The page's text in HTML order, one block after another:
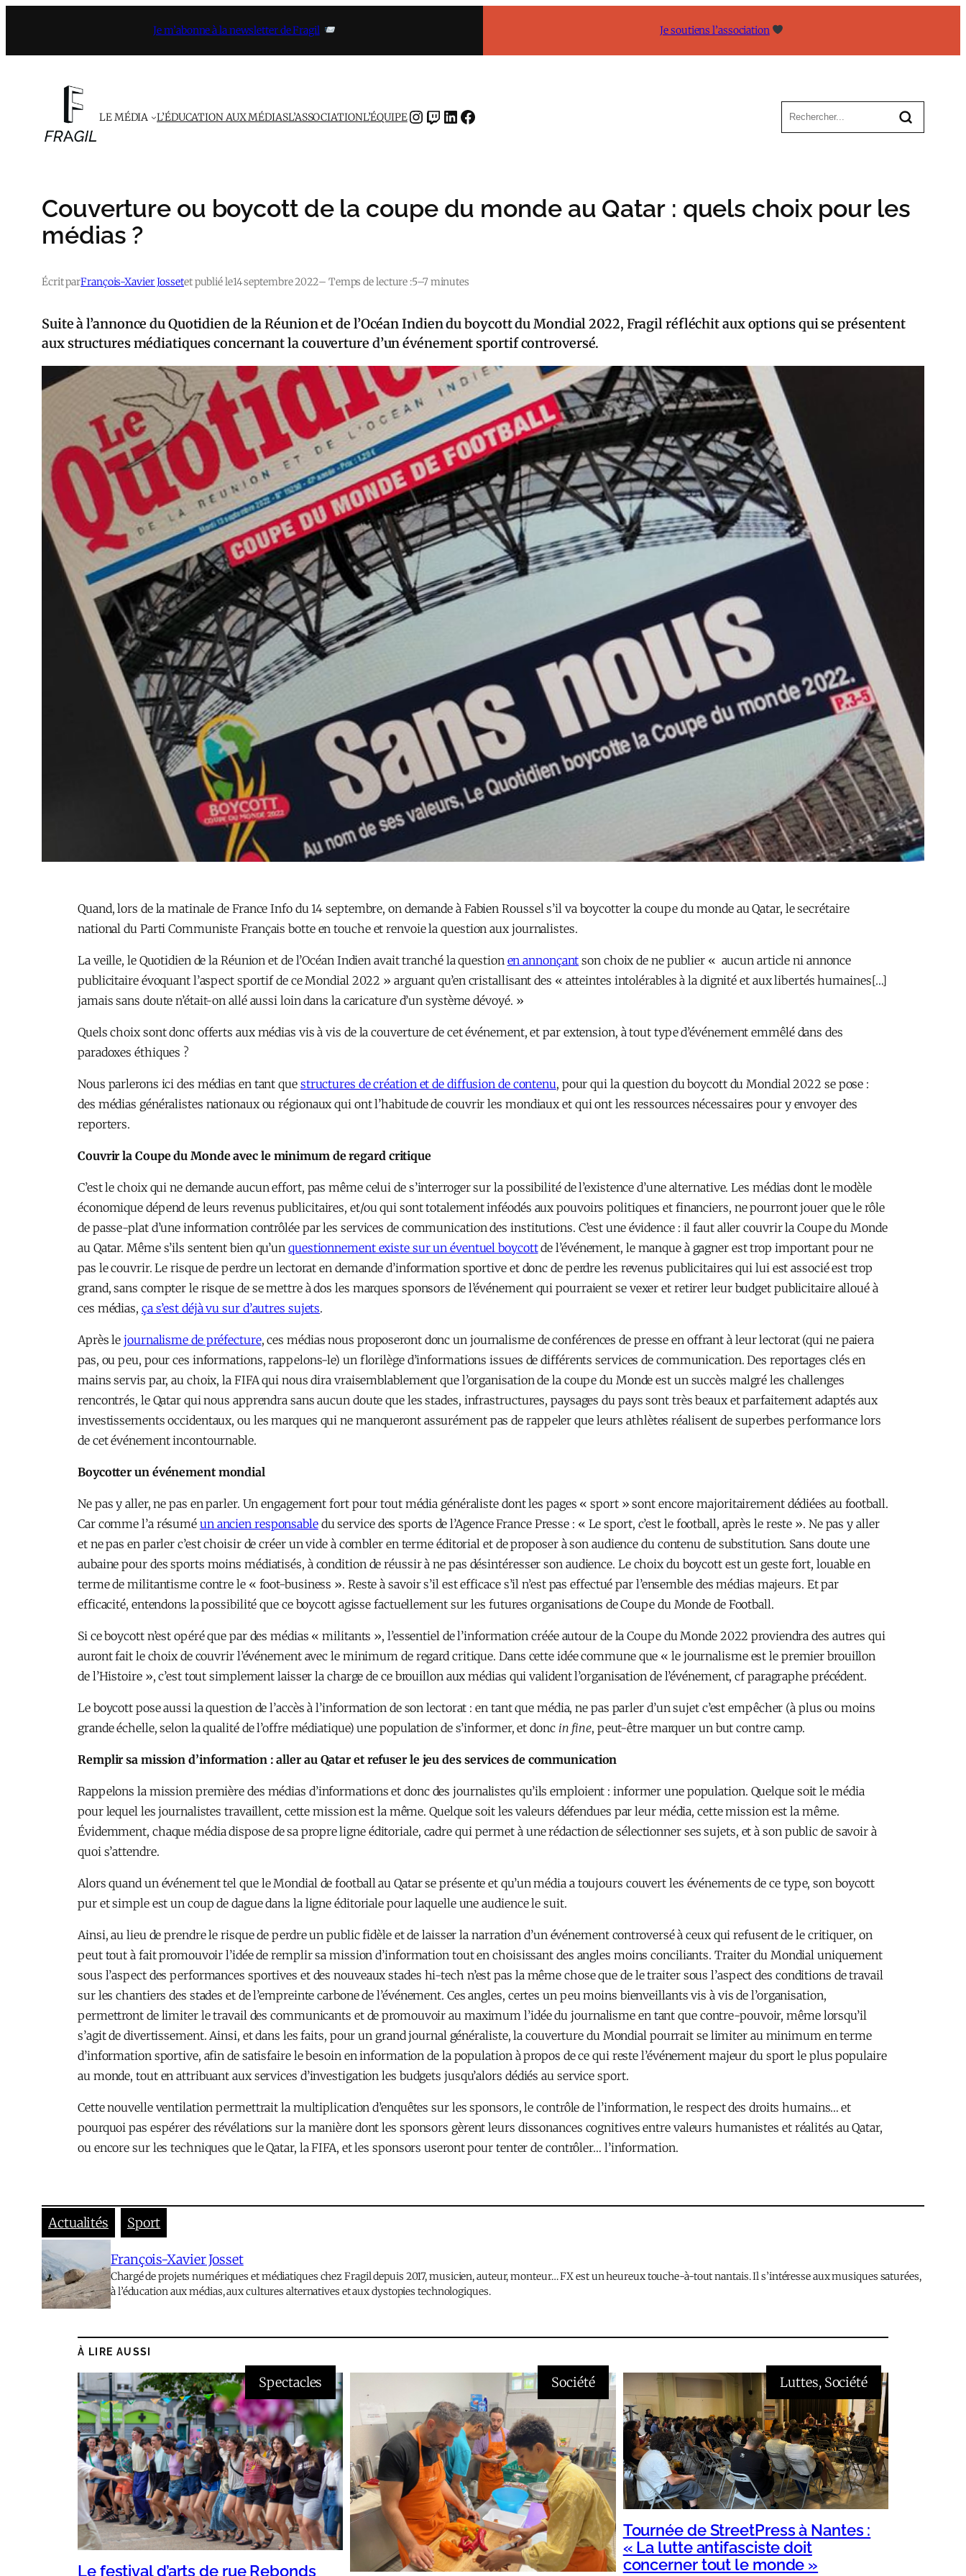
contenu
Je m’abonne à la newsletter de Fragil Je soutiens l’association
LE MÉDIA L’ÉDUCATION AUX MÉDIASL’ASSOCIATIONL’ÉQUIPEINSTAGRAMTWITCH LINKEDIN FACEBOOK
Couverture ou boycott de la coupe du monde au Qatar : quels choix pour les
médias ?
Écrit parFrançois-Xavier Jossetet publié le14 septembre 2022– Temps de lecture :5–7 minutes
Suite à l’annonce du Quotidien de la Réunion et de l’Océan Indien du boycott du Mondial 2022, Fragil réfléchit aux options qui se présentent
aux structures médiatiques concernant la couverture d’un événement sportif controversé.
Quand, lors de la matinale de France Info du 14 septembre, on demande à Fabien Roussel s’il va boycotter la coupe du monde au Qatar, le secrétaire
national du Parti Communiste Français botte en touche et renvoie la question aux journalistes.
La veille, le Quotidien de la Réunion et de l’Océan Indien avait tranché la question en annonçant son choix de ne publier « aucun article ni annonce
publicitaire évoquant l’aspect sportif de ce Mondial 2022 » arguant qu’en cristallisant des « atteintes intolérables à la dignité et aux libertés humaines[…]
jamais sans doute n’était-on allé aussi loin dans la caricature d’un système dévoyé. »
Quels choix sont donc offerts aux médias vis à vis de la couverture de cet événement, et par extension, à tout type d’événement emmêlé dans des
paradoxes éthiques ?
Nous parlerons ici des médias en tant que structures de création et de diffusion de contenu, pour qui la question du boycott du Mondial 2022 se pose :
des médias généralistes nationaux ou régionaux qui ont l’habitude de couvrir les mondiaux et qui ont les ressources nécessaires pour y envoyer des
reporters.
Couvrir la Coupe du Monde avec le minimum de regard critique
C’est le choix qui ne demande aucun effort, pas même celui de s’interroger sur la possibilité de l’existence d’une alternative. Les médias dont le modèle
économique dépend de leurs revenus publicitaires, et/ou qui sont totalement inféodés aux pouvoirs politiques et financiers, ne pourront jouer que le rôle
de passe-plat d’une information contrôlée par les services de communication des institutions. C’est une évidence : il faut aller couvrir la Coupe du Monde
au Qatar. Même s’ils sentent bien qu’un questionnement existe sur un éventuel boycottde l’événement, le manque à gagner est trop important pour ne
pas le couvrir. Le risque de perdre un lectorat en demande d’information sportive et donc de perdre les revenus publicitaires qui lui est associé est trop
grand, sans compter le risque de se mettre à dos les marques sponsors de l’événement qui pourraient se vexer et retirer leur budget publicitaire alloué à
ces médias, ça s’est déjà vu sur d’autres sujets.
Après lejournalisme de préfecture, ces médias nous proposeront donc un journalisme de conférences de presse en offrant à leur lectorat (qui ne paiera
pas, ou peu, pour ces informations, rappelons-le) un florilège d’informations issues de différents services de communication. Des reportages clés en
mains servis par, au choix, la FIFA qui nous dira vraisemblablement que l’organisation de la coupe du Monde est un succès malgré les challenges
rencontrés, le Qatar qui nous apprendra sans aucun doute que les stades, infrastructures, paysages du pays sont très beaux et parfaitement adaptés aux
investissements occidentaux, ou les marques qui ne manqueront assurément pas de rappeler que leurs athlètes réalisent de superbes performance lors
de cet événement incontournable.
Boycotter un événement mondial
Ne pas y aller, ne pas en parler. Un engagement fort pour tout média généraliste dont les pages « sport » sont encore majoritairement dédiées au football.
Car comme l’a résumé un ancien responsabledu service des sports de l’Agence France Presse : « Le sport, c’est le football, après le reste ». Ne pas y aller
et ne pas en parler c’est choisir de créer un vide à combler en terme éditorial et de proposer à son audience du contenu de substitution. Sans doute une
aubaine pour des sports moins médiatisés, à condition de réussir à ne pas désintéresser son audience. Le choix du boycott est un geste fort, louable en
terme de militantisme contre le « foot-business ». Reste à savoir s’il est efficace s’il n’est pas effectué par l’ensemble des médias majeurs. Et par
efficacité, entendons la possibilité que ce boycott agisse factuellement sur les futures organisations de Coupe du Monde de Football.
Si ce boycott n’est opéré que par des médias « militants », l’essentiel de l’information créée autour de la Coupe du Monde 2022 proviendra des autres qui
auront fait le choix de couvrir l’événement avec le minimum de regard critique. Dans cette idée commune que « le journalisme est le premier brouillon
de l’Histoire », c’est tout simplement laisser la charge de ce brouillon aux médias qui valident l’organisation de l’événement, cf paragraphe précédent.
Le boycott pose aussi la question de l’accès à l’information de son lectorat : en tant que média, ne pas parler d’un sujet c’est empêcher (à plus ou moins
grande échelle, selon la qualité de l’offre médiatique) une population de s’informer, et donc in fine, peut-être marquer un but contre camp.
Remplir sa mission d’information : aller au Qatar et refuser le jeu des services de communication
Rappelons la mission première des médias d’informations et donc des journalistes qu’ils emploient : informer une population. Quelque soit le média
pour lequel les journalistes travaillent, cette mission est la même. Quelque soit les valeurs défendues par leur média, cette mission est la même.
Évidemment, chaque média dispose de sa propre ligne éditoriale, cadre qui permet à une rédaction de sélectionner ses sujets, et à son public de savoir à
quoi s’attendre.
Alors quand un événement tel que le Mondial de football au Qatar se présente et qu’un média a toujours couvert les événements de ce type, son boycott
pur et simple est un coup de dague dans la ligne éditoriale pour laquelle une audience le suit.
Ainsi, au lieu de prendre le risque de perdre un public fidèle et de laisser la narration d’un événement controversé à ceux qui refusent de le critiquer, on
peut tout à fait promouvoir l’idée de remplir sa mission d’information tout en choisissant des angles moins conciliants. Traiter du Mondial uniquement
sous l’aspect des performances sportives et des nouveaux stades hi-tech n’est pas la même chose que de le traiter sous l’aspect des conditions de travail
sur les chantiers des stades et de l’empreinte carbone de l’événement. Ces angles, certes un peu moins bienveillants vis à vis de l’organisation,
permettront de limiter le travail des communicants et de promouvoir au maximum l’idée du journalisme en tant que contre-pouvoir, même lorsqu’il
s’agit de divertissement. Ainsi, et dans les faits, pour un grand journal généraliste, la couverture du Mondial pourrait se limiter au minimum en terme
d’information sportive, afin de satisfaire le besoin en information de la population à propos de ce qui reste l’événement majeur du sport le plus populaire
au monde, tout en attribuant aux services d’investigation les budgets jusqu’alors dédiés au service sport.
Cette nouvelle ventilation permettrait la multiplication d’enquêtes sur les sponsors, le contrôle de l’information, le respect des droits humains… et
pourquoi pas espérer des révélations sur la manière dont les sponsors gèrent leurs dissonances cognitives entre valeurs humanistes et réalités au Qatar,
ou encore sur les techniques que le Qatar, la FIFA, et les sponsors useront pour tenter de contrôler… l’information.
Actualités Sport
François-Xavier Josset
Chargé de projets numériques et médiatiques chez Fragil depuis 2017, musicien, auteur, monteur… FX est un heureux touche-à-tout nantais. Il s’intéresse aux musiques saturées,
à l’éducation aux médias, aux cultures alternatives et aux dystopies technologiques.
À LIRE AUSSI
Spectacles
Le festival d’arts de rue Rebonds
Société Luttes, Société
Tournée de StreetPress à Nantes :
« La lutte antifasciste doit
concerner tout le monde »